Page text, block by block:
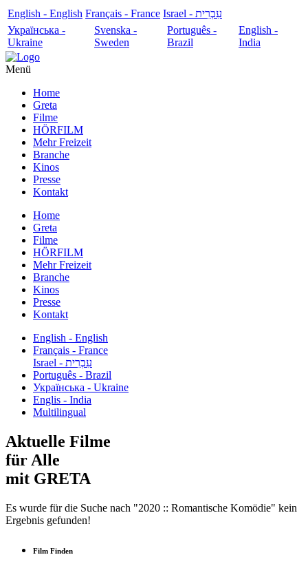
English - English Français - France
עִבְרִית - Israel
Українська -
Ukraine
Svenska -
Sweden
Português -
Brazil
English -
India
Menü
Home
Greta
Filme
HÖRFILM
Mehr Freizeit
Branche
Kinos
Presse
Kontakt
Home
Greta
Filme
HÖRFILM
Mehr Freizeit
Branche
Kinos
Presse
Kontakt
English - English
Français - France
עִבְרִית - Israel
Português - Brazil
Українська - Ukraine
Englis - India
Multilingual
Aktuelle Filme
für Alle
mit GRETA
Es wurde für die Suche nach "2020 :: Romantische Komödie" kein
Ergebnis gefunden!
Film Finden